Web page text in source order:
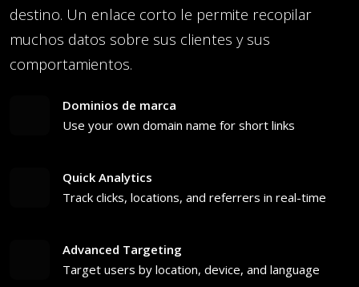
destino. Un enlace corto le permite recopilar
muchos datos sobre sus clientes y sus
comportamientos.
Dominios de marca
Use your own domain name for short links
Quick Analytics
Track clicks, locations, and referrers in real-time
Advanced Targeting
Target users by location, device, and language